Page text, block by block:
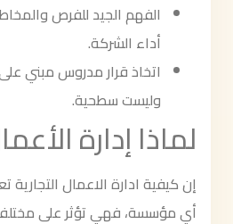
الفهم الجيد للفرص
أداء الشركة.
اتخاذ قرار مدروس مبني
وليست سطحية.
لماذا إدارة
إن كيفية ادارة الاعمال
أي مؤسسة، فهي تؤثر على مختلف